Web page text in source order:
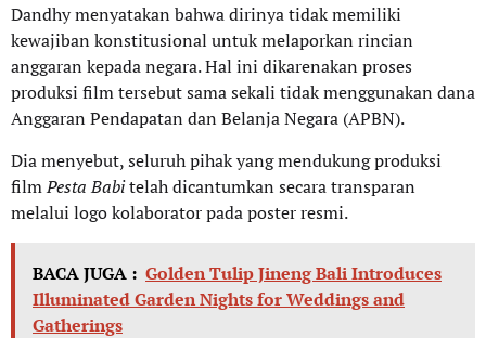
Dandhy menyatakan bahwa dirinya tidak memiliki
kewajiban konstitusional untuk melaporkan rincian
anggaran kepada negara. Hal ini dikarenakan proses
produksi film tersebut sama sekali tidak menggunakan dana
Anggaran Pendapatan dan Belanja Negara (APBN).
Dia menyebut, seluruh pihak yang mendukung produksi
filmPesta Babitelah dicantumkan secara transparan
melalui logo kolaborator pada poster resmi.
BACA JUGA : Golden Tulip Jineng Bali Introduces
Illuminated Garden Nights for Weddings and
Gatherings